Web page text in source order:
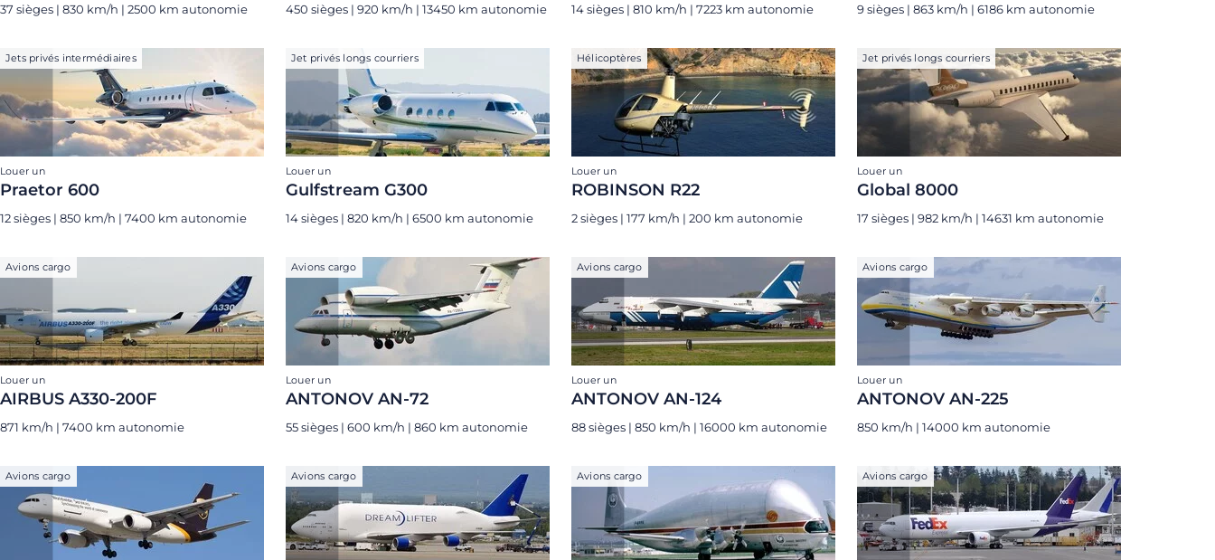
37 sièges | 830 km/h | 2500 km autonomie 450 sièges | 920 km/h | 13450 km autonomie 14 sièges | 810 km/h | 7223 km autonomie 9 sièges | 863 km/h | 6186 km autonomie
Jets privés intermédiaires
Louer un
Praetor 600
12 sièges | 850 km/h | 7400 km autonomie
Jet privés longs courriers
Louer un
Gulfstream G300
14 sièges | 820 km/h | 6500 km autonomie
Hélicoptères
Louer un
ROBINSON R22
2 sièges | 177 km/h | 200 km autonomie
Jet privés longs courriers
Louer un
Global 8000
17 sièges | 982 km/h | 14631 km autonomie
Avions cargo
Louer un
AIRBUS A330-200F
871 km/h | 7400 km autonomie
Avions cargo
Louer un
ANTONOV AN-72
55 sièges | 600 km/h | 860 km autonomie
Avions cargo
Louer un
ANTONOV AN-124
88 sièges | 850 km/h | 16000 km autonomie
Avions cargo
Louer un
ANTONOV AN-225
850 km/h | 14000 km autonomie
Avions cargo Avions cargo Avions cargo Avions cargo